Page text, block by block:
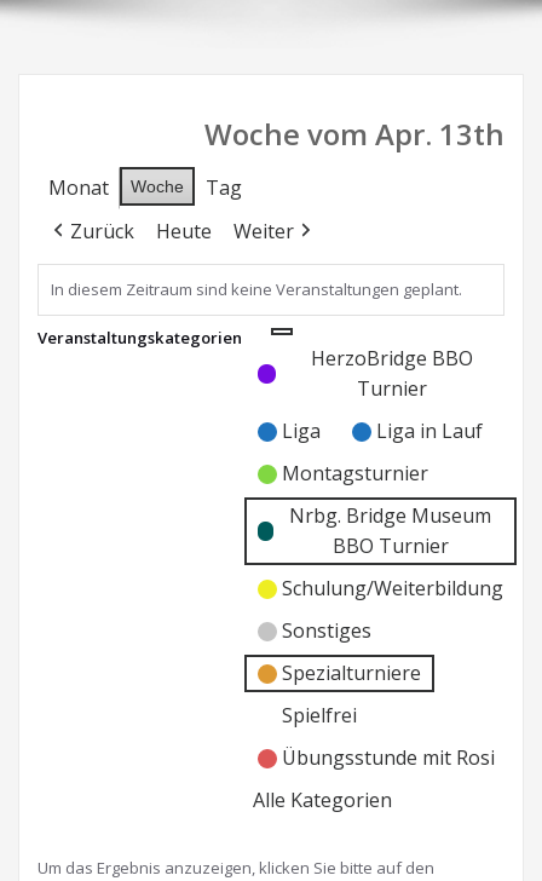
Woche vom Apr. 13th
Monat Woche
Tag
Zurück
Heute Weiter
In diesem Zeitraum sind keine Veranstaltungen geplant.
Veranstaltungskategorien
Kategorie
ohne
Kategorie
HerzoBridge BBO
Turnier
Liga
Liga in Lauf
Montagsturnier
Nrbg. Bridge Museum
BBO Turnier
Schulung/Weiterbildung
Sonstiges
Spezialturniere
Spielfrei
Übungsstunde mit Rosi
Alle Kategorien
Um das Ergebnis anzuzeigen, klicken Sie bitte auf den